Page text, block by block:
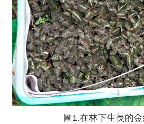
圖1.在林下生長的